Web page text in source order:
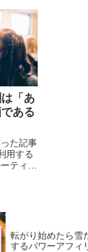
本様が
「あ
ある
た記事
用する
ティン
転がり始めたら雪
するパワーアフィ